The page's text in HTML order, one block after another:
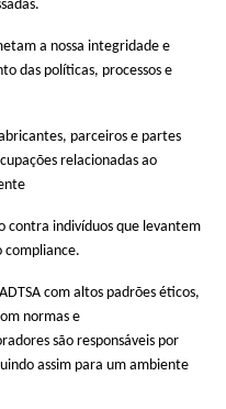
a nossa integridade e
das políticas, processos e
parceiros e partes
relacionadas ao
contra indivíduos que levantem
compliance.
com altos padrões éticos,
normas e
são responsáveis por
assim para um ambiente